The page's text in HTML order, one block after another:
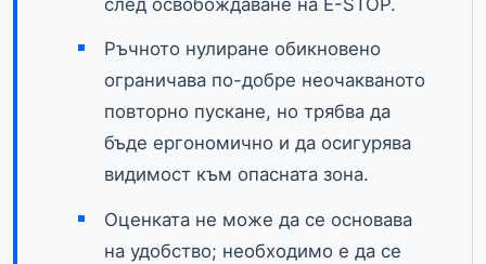
Ръчното нулиране обикновено
ограничава по-добре неочакваното
повторно пускане, но трябва да
бъде ергономично и да осигурява
видимост към опасната зона.
Оценката не може да се основава
на удобство; необходимо е да се